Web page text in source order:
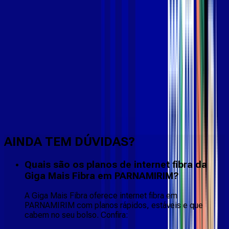
AINDA TEM DÚVIDAS?
Quais são os planos de internet fibra da
Giga Mais Fibra em PARNAMIRIM?
A Giga Mais Fibra oferece internet fibra em
PARNAMIRIM com planos rápidos, estáveis e que
cabem no seu bolso. Confira: